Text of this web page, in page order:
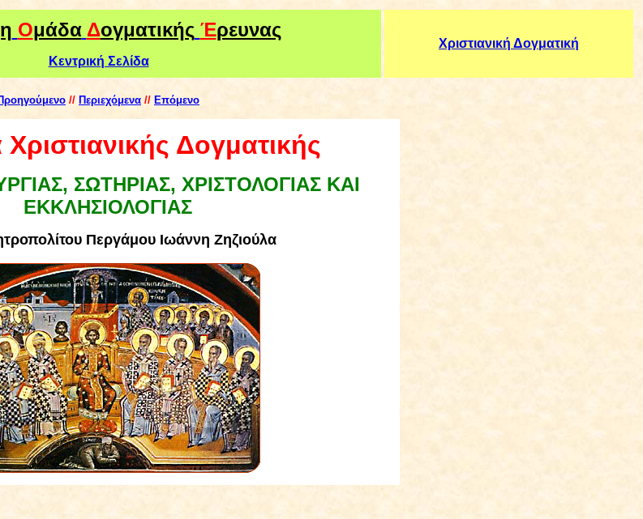
Ομάδα Δογματικής Έρευνας
Κεντρική Σελίδα
Χριστιανική Δογματική
// Περιεχόμενα // Επόμενο
Δογματικής
ΣΩΤΗΡΙΑΣ, ΧΡΙΣΤΟΛΟΓΙΑΣ ΚΑΙ
ΕΚΚΛΗΣΙΟΛΟΓΙΑΣ
Περγάμου Ιωάννη Ζηζιούλα